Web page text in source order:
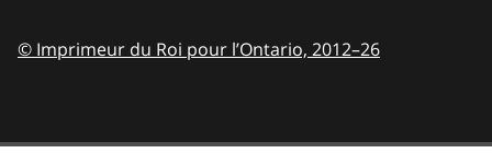
© Imprimeur du Roi pour l’Ontario, 2012–26